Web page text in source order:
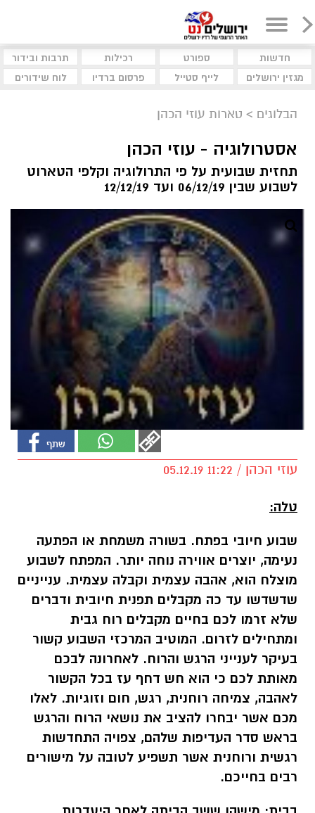
חדשות ספורט רכילות
תרבות ובידור
מגזין ירושלים
לייף סטייל פרסום ברדיו לוח שידורים
הבלוגים > טארות עוזי הכהן
אסטרולוגיה - עוזי הכהן
תחזית שבועית על פי התרולוגיה וקלפי הטארוט
לשבוע שבין 06/12/19 ועד 12/12/19
עוזי הכהן / 11:22 05.12.19
טלה:
שבוע חיובי בפתח. בשורה משמחת או הפתעה
נעימה, יוצרים אווירה נוחה יותר. המפתח לשבוע
מוצלח הוא, אהבה עצמית וקבלה עצמית. ענייניים
שדשדשו עד כה מקבלים תפנית חיובית ודברים
שלא זרמו לכם בחיים מקבלים רוח גבית
ומתחילים לזרום. המוטיב המרכזי השבוע קשור
בעיקר לענייני הרגש והרוח. לאחרונה לבכם
מאותת לכם כי הוא חש דחף עז בכל הקשור
לאהבה, צמיחה רוחנית, רגש, חום וזוגיות. לאלו
מכם אשר יבחרו להציב את נושאי הרוח והרגש
בראש סדר העדיפות שלהם, צפויה התחדשות
רגשית ורוחנית אשר תשפיע לטובה על מישורים
רבים בחייכם.